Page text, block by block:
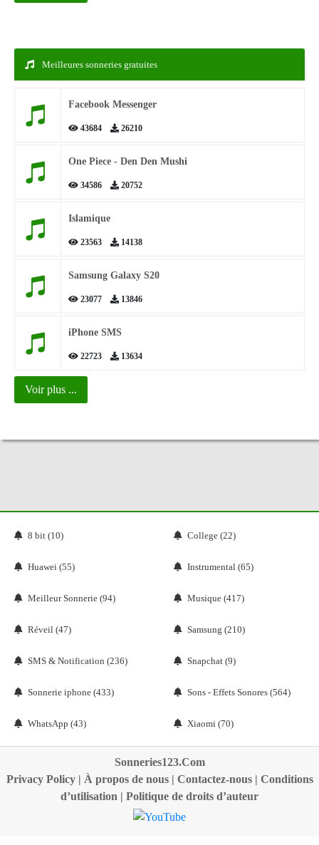
Meilleures sonneries gratuites
Facebook Messenger
43684 26210
One Piece - Den Den Mushi
34586 20752
Islamique
23563 14138
Samsung Galaxy S20
23077 13846
iPhone SMS
22723 13634
Voir plus ...
8 bit (10) College (22)
Huawei (55) Instrumental (65)
Meilleur Sonnerie (94) Musique (417)
Réveil (47) Samsung (210)
SMS & Notification (236) Snapchat (9)
Sonnerie iphone (433) Sons - Effets Sonores (564)
WhatsApp (43) Xiaomi (70)
Sonneries123.Com
Privacy Policy| À propos de nous| Contactez-nous| Conditions
d’utilisation | Politique de droits d’auteur